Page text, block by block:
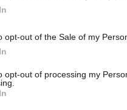
opt-out of the Sale of my
opt-out of processing my
ΥΠΟΔΟΜΕΣ
«Πράσινο